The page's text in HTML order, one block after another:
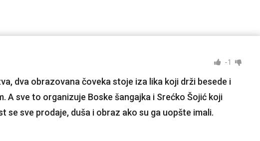
-1
dva obrazovana čoveka stoje iza lika koji drži besede i
A sve to organizuje Boske šangajka i Srećko Šojić koji
se sve prodaje, duša i obraz ako su ga uopšte imali.